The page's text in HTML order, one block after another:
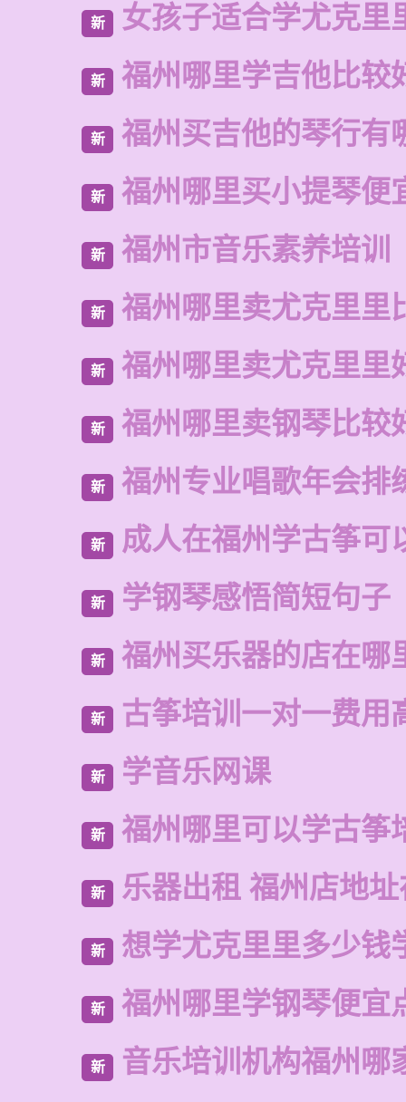
新 女孩子适合学尤克里
新 福州哪里学吉他比较
新 福州买吉他的琴行有
新 福州哪里买小提琴便
新 福州市音乐素养培训
新 福州哪里卖尤克里里
新 福州哪里卖尤克里里
新 福州哪里卖钢琴比较
新 福州专业唱歌年会排
新 成人在福州学古筝可
新 学钢琴感悟简短句子
新 福州买乐器的店在哪
新 古筝培训一对一费用
新 学音乐网课
新 福州哪里可以学古筝
新 乐器出租 福州店地
新 想学尤克里里多少钱
新 福州哪里学钢琴便宜
新 音乐培训机构福州哪